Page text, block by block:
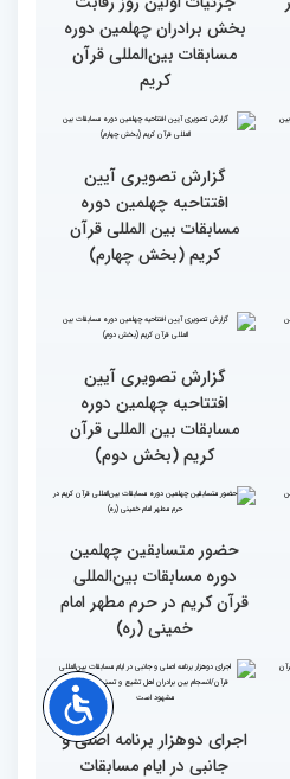
گزارش تصویری اولین روز
چهلمین دوره مسابقات بین
المللی قرآن کریم(بخش
اول)
جزئیات اولین روز رقابت
بخش برادران چهلمین دوره
کریم
گزارش تصویری آیین
افتتاحیه چهلمین دوره
مسابقات بین المللی قرآن
کریم (بخش چهارم)
گزارش تصویری آیین
افتتاحیه چهلمین دوره
مسابقات بین المللی قرآن
کریم (بخش دوم)